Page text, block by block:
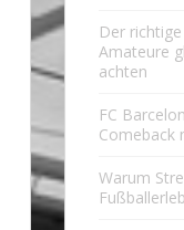
Der
Amateure
achten
FC
Comeback
Warum